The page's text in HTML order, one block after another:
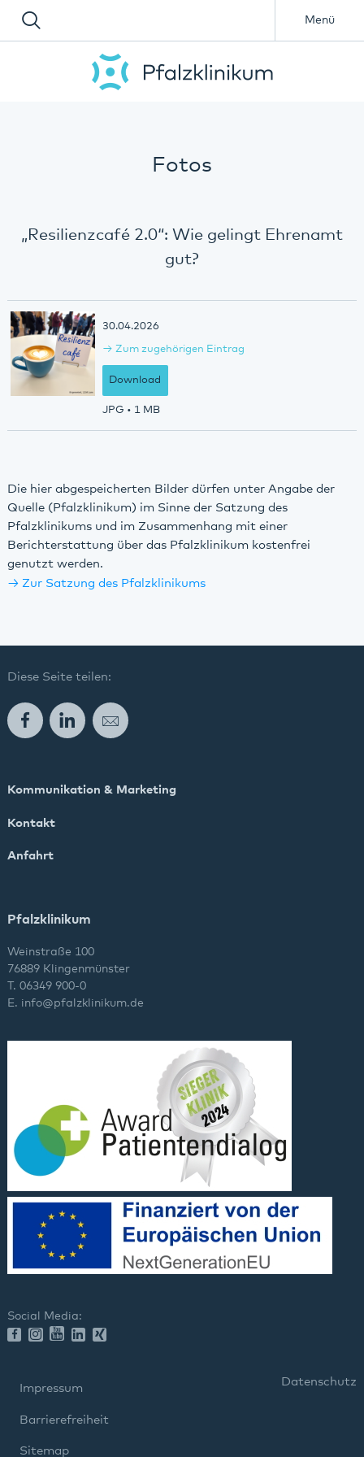
Menü
Fotos
„Resilienzcafé 2.0“: Wie gelingt Ehrenamt
gut?
30.04.2026
Zum zugehörigen Eintrag
Download
JPG • 1 MB
Die hier abgespeicherten Bilder dürfen unter Angabe der
Quelle (Pfalzklinikum) im Sinne der Satzung des
Pfalzklinikums und im Zusammenhang mit einer
Berichterstattung über das Pfalzklinikum kostenfrei
genutzt werden.
Zur Satzung des Pfalzklinikums
Diese Seite teilen:
FacebookLinkedInE-Mail
Kommunikation & Marketing
Kontakt
Anfahrt
Pfalzklinikum
Weinstraße 100
76889 Klingenmünster
T. 06349 900-0
E. info@pfalzklinikum.de
Social Media:
Impressum
Datenschutz
Barrierefreiheit
Sitemap